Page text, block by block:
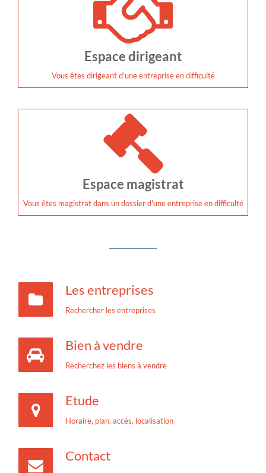
Espace dirigeant
Vous êtes dirigeant d'une entreprise en difficulté
Espace magistrat
Vous êtes magistrat dans un dossier d'une entreprise en difficulté
Les entreprises
Rechercher les entreprises
Bien à vendre
Recherchez les biens à vendre
Etude
Horaire, plan, accès, localisation
Contact